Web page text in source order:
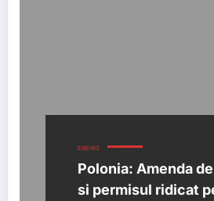
ENEWS
Polonia: Amenda
si permisul ridicat